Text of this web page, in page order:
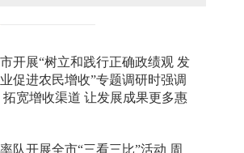
开展“树立和践行正确政绩观 发
促进农民增收”专题调研时强调
宽增收渠道 让发展成果更多惠
队开展全市“三看三比”活动 周